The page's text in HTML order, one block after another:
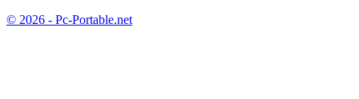
© 2026 - Pc-Portable.net